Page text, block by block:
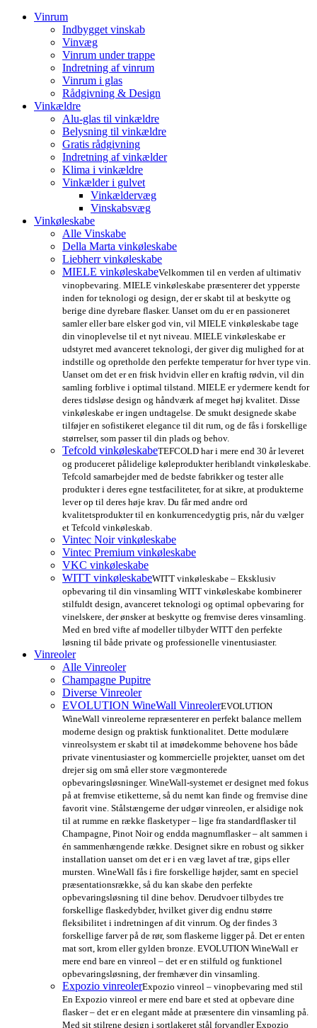
Vinrum
Indbygget vinskab
Vinvæg
Vinrum under trappe
Indretning af vinrum
Vinrum i glas
Rådgivning & Design
Vinkældre
Alu-glas til vinkældre
Belysning til vinkældre
Gratis rådgivning
Indretning af vinkælder
Klima i vinkældre
Vinkælder i gulvet
Vinkældervæg
Vinskabsvæg
Vinkøleskabe
Alle Vinskabe
Della Marta vinkøleskabe
Liebherr vinkøleskabe
MIELE vinkøleskabeVelkommen til en verden af ultimativ
vinopbevaring. MIELE vinkøleskabe præsenterer det ypperste
inden for teknologi og design, der er skabt til at beskytte og
berige dine dyrebare flasker. Uanset om du er en passioneret
samler eller bare elsker god vin, vil MIELE vinkøleskabe tage
din vinoplevelse til et nyt niveau. MIELE vinkøleskabe er
udstyret med avanceret teknologi, der giver dig mulighed for at
indstille og opretholde den perfekte temperatur for hver type vin.
Uanset om det er en frisk hvidvin eller en kraftig rødvin, vil din
samling forblive i optimal tilstand. MIELE er ydermere kendt for
deres tidsløse design og håndværk af meget høj kvalitet. Disse
vinkøleskabe er ingen undtagelse. De smukt designede skabe
tilføjer en sofistikeret elegance til dit rum, og de fås i forskellige
størrelser, som passer til din plads og behov.
Tefcold vinkøleskabeTEFCOLD har i mere end 30 år leveret
og produceret pålidelige køleprodukter heriblandt vinkøleskabe.
Tefcold samarbejder med de bedste fabrikker og tester alle
produkter i deres egne testfaciliteter, for at sikre, at produkterne
lever op til deres høje krav. Du får med andre ord
kvalitetsprodukter til en konkurrencedygtig pris, når du vælger
et Tefcold vinkøleskab.
Vintec Noir vinkøleskabe
Vintec Premium vinkøleskabe
VKC vinkøleskabe
WITT vinkøleskabeWITT vinkøleskabe – Eksklusiv
opbevaring til din vinsamling WITT vinkøleskabe kombinerer
stilfuldt design, avanceret teknologi og optimal opbevaring for
vinelskere, der ønsker at beskytte og fremvise deres vinsamling.
Med en bred vifte af modeller tilbyder WITT den perfekte
løsning til både private og professionelle vinentusiaster.
Vinreoler
Alle Vinreoler
Champagne Pupitre
Diverse Vinreoler
EVOLUTION WineWall VinreolerEVOLUTION
WineWall vinreolerne repræsenterer en perfekt balance mellem
moderne design og praktisk funktionalitet. Dette modulære
vinreolsystem er skabt til at imødekomme behovene hos både
private vinentusiaster og kommercielle projekter, uanset om det
drejer sig om små eller store vægmonterede
opbevaringsløsninger. WineWall-systemet er designet med fokus
på at fremvise etiketterne, så du nemt kan finde og fremvise dine
favorit vine. Stålstængerne der udgør vinreolen, er alsidige nok
til at rumme en række flasketyper – lige fra standardflasker til
Champagne, Pinot Noir og endda magnumflasker – alt sammen i
én sammenhængende række. Designet sikre en robust og sikker
installation uanset om det er i en væg lavet af træ, gips eller
mursten. WineWall fås i fire forskellige højder, samt en speciel
præsentationsrække, så du kan skabe den perfekte
opbevaringsløsning til dine behov. Derudvoer tilbydes tre
forskellige flaskedybder, hvilket giver dig endnu større
fleksibilitet i indretningen af dit vinrum. Og der findes 3
forskellige farver på de rør, som flaskerne ligger på. Det er enten
mat sort, krom eller gylden bronze. EVOLUTION WineWall er
mere end bare en vinreol – det er en stilfuld og funktionel
opbevaringsløsning, der fremhæver din vinsamling.
Expozio vinreolerExpozio vinreol – vinopbevaring med stil
En Expozio vinreol er mere end bare et sted at opbevare dine
flasker – det er en elegant måde at præsentere din vinsamling på.
Med sit stilrene design i sortlakeret stål forvandler Expozio